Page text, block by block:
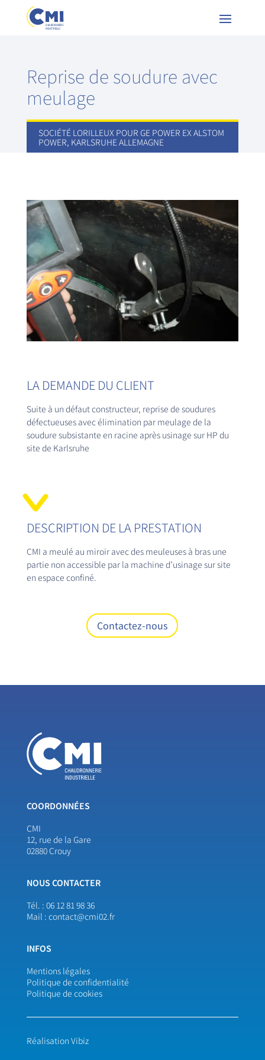
Reprise de soudure avec
meulage
SOCIÉTÉ LORILLEUX POUR GE POWER EX ALSTOM
POWER, KARLSRUHE ALLEMAGNE
LA DEMANDE DU CLIENT
Suite à un défaut constructeur, reprise de soudures
défectueuses avec élimination par meulage de la
soudure subsistante en racine après usinage sur HP du
site de Karlsruhe
DESCRIPTION DE LA PRESTATION
CMI a meulé au miroir avec des meuleuses à bras une
partie non accessible par la machine d’usinage sur site
en espace confiné.
Contactez-nous
COORDONNÉES
CMI
12, rue de la Gare
02880 Crouy
NOUS CONTACTER
Tél. : 06 12 81 98 36
Mail : contact@cmi02.fr
INFOS
Mentions légales
Politique de confidentialité
Politique de cookies
Réalisation Vibiz